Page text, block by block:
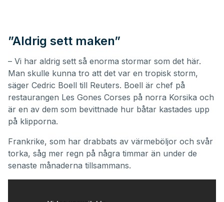
”Aldrig sett maken”
– Vi har aldrig sett så enorma stormar som det här.
Man skulle kunna tro att det var en tropisk storm,
säger Cedric Boell till Reuters. Boell är chef på
restaurangen Les Gones Corses på norra Korsika och
är en av dem som bevittnade hur båtar kastades upp
på klipporna.
Frankrike, som har drabbats av värmeböljor och svår
torka, såg mer regn på några timmar än under de
senaste månaderna tillsammans.